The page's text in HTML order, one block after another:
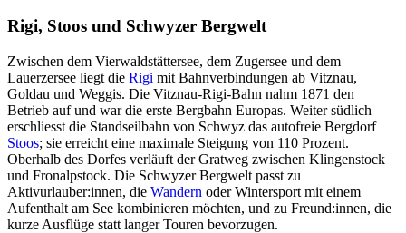
Rigi, Stoos und Schwyzer Bergwelt
Zwischen dem Vierwaldstättersee, dem Zugersee und dem
Lauerzersee liegt die Rigi mit Bahnverbindungen ab Vitznau,
Goldau und Weggis. Die Vitznau-Rigi-Bahn nahm 1871 den
Betrieb auf und war die erste Bergbahn Europas. Weiter südlich
erschliesst die Standseilbahn von Schwyz das autofreie Bergdorf
Stoos; sie erreicht eine maximale Steigung von 110 Prozent.
Oberhalb des Dorfes verläuft der Gratweg zwischen Klingenstock
und Fronalpstock. Die Schwyzer Bergwelt passt zu
Aktivurlauber:innen, die Wandern oder Wintersport mit einem
Aufenthalt am See kombinieren möchten, und zu Freund:innen, die
kurze Ausflüge statt langer Touren bevorzugen.